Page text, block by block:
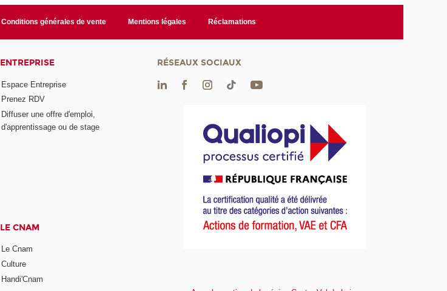
Conditions générales de vente Mentions légales Réclamations
ENTREPRISE
Espace Entreprise
Prenez RDV
Diffuser une offre d'emploi,
d'apprentissage ou de stage
LE CNAM
Le Cnam
Culture
Handi'Cnam
RÉSEAUX SOCIAUX